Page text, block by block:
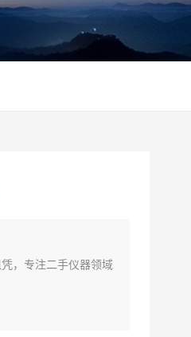
，专注二手仪器领域